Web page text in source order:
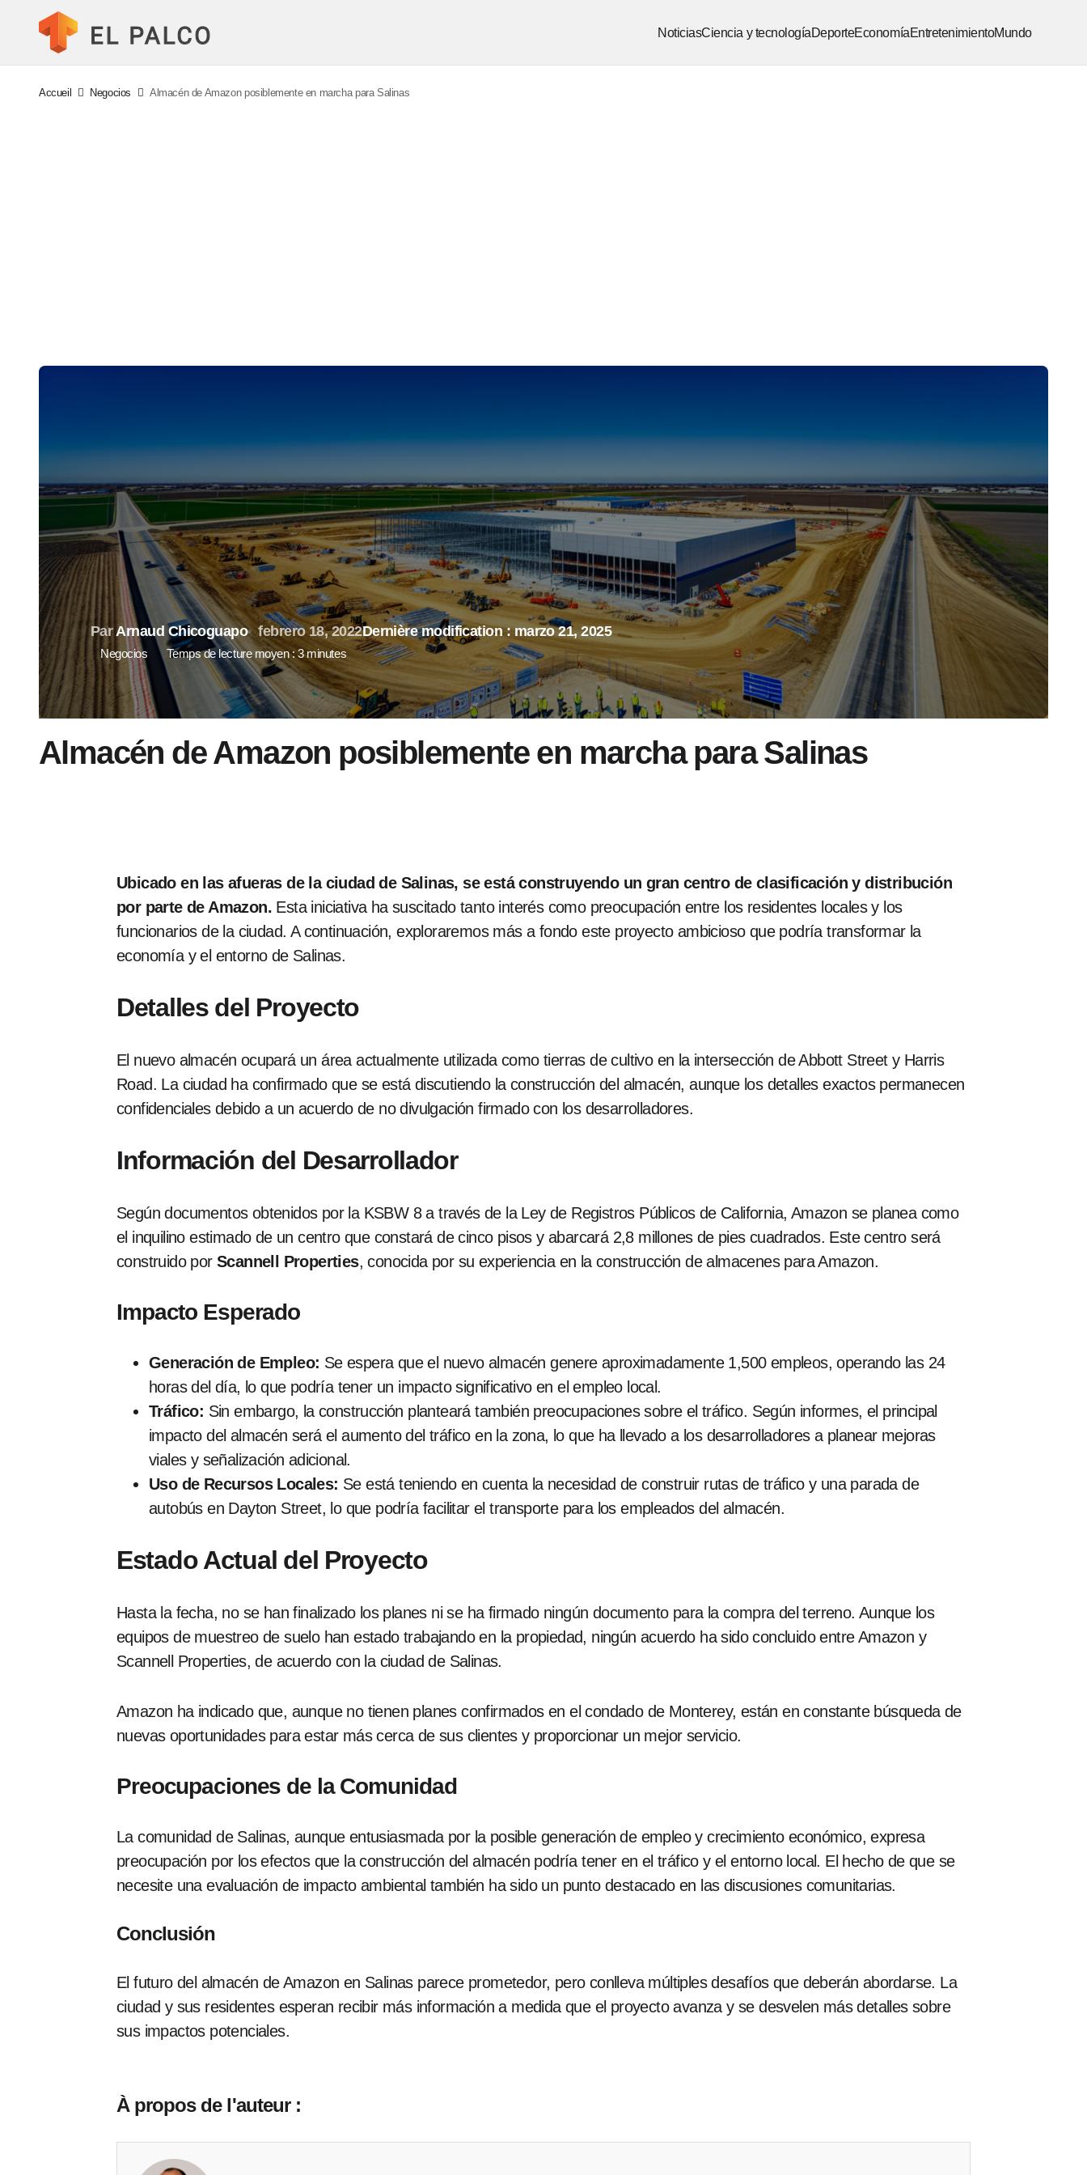
NoticiasCiencia y tecnologíaDeporteEconomíaEntretenimientoMundo
Accueil Negocios Almacén de Amazon posiblemente en marcha para Salinas
Par Arnaud Chicoguapo febrero 18, 2022Dernière modification : marzo 21, 2025
Negocios Temps de lecture moyen : 3 minutes
Almacén de Amazon posiblemente en marcha para Salinas
Ubicado en las afueras de la ciudad de Salinas, se está construyendo un gran centro de clasificación y distribución
por parte de Amazon. Esta iniciativa ha suscitado tanto interés como preocupación entre los residentes locales y los
funcionarios de la ciudad. A continuación, exploraremos más a fondo este proyecto ambicioso que podría transformar la
economía y el entorno de Salinas.
Detalles del Proyecto
El nuevo almacén ocupará un área actualmente utilizada como tierras de cultivo en la intersección de Abbott Street y Harris
Road. La ciudad ha confirmado que se está discutiendo la construcción del almacén, aunque los detalles exactos permanecen
confidenciales debido a un acuerdo de no divulgación firmado con los desarrolladores.
Información del Desarrollador
Según documentos obtenidos por la KSBW 8 a través de la Ley de Registros Públicos de California, Amazon se planea como
el inquilino estimado de un centro que constará de cinco pisos y abarcará 2,8 millones de pies cuadrados. Este centro será
construido porScannell Properties, conocida por su experiencia en la construcción de almacenes para Amazon.
Impacto Esperado
Generación de Empleo: Se espera que el nuevo almacén genere aproximadamente 1,500 empleos, operando las 24
horas del día, lo que podría tener un impacto significativo en el empleo local.
Tráfico: Sin embargo, la construcción planteará también preocupaciones sobre el tráfico. Según informes, el principal
impacto del almacén será el aumento del tráfico en la zona, lo que ha llevado a los desarrolladores a planear mejoras
viales y señalización adicional.
Uso de Recursos Locales: Se está teniendo en cuenta la necesidad de construir rutas de tráfico y una parada de
autobús en Dayton Street, lo que podría facilitar el transporte para los empleados del almacén.
Estado Actual del Proyecto
Hasta la fecha, no se han finalizado los planes ni se ha firmado ningún documento para la compra del terreno. Aunque los
equipos de muestreo de suelo han estado trabajando en la propiedad, ningún acuerdo ha sido concluido entre Amazon y
Scannell Properties, de acuerdo con la ciudad de Salinas.
Amazon ha indicado que, aunque no tienen planes confirmados en el condado de Monterey, están en constante búsqueda de
nuevas oportunidades para estar más cerca de sus clientes y proporcionar un mejor servicio.
Preocupaciones de la Comunidad
La comunidad de Salinas, aunque entusiasmada por la posible generación de empleo y crecimiento económico, expresa
preocupación por los efectos que la construcción del almacén podría tener en el tráfico y el entorno local. El hecho de que se
necesite una evaluación de impacto ambiental también ha sido un punto destacado en las discusiones comunitarias.
Conclusión
El futuro del almacén de Amazon en Salinas parece prometedor, pero conlleva múltiples desafíos que deberán abordarse. La
ciudad y sus residentes esperan recibir más información a medida que el proyecto avanza y se desvelen más detalles sobre
sus impactos potenciales.
À propos de l'auteur :